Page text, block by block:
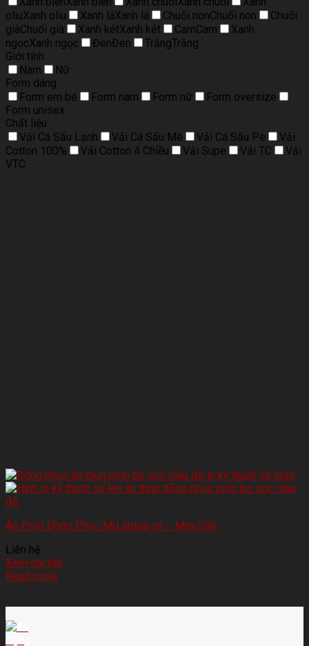
oliuXanh oliu Xanh láXanh lá Chuối nonChuối non
Chuối
giàChuối già Xanh kétXanh két CamCam
Xanh
ngọcXanh ngọc ĐenĐen TrắngTrắng
Giới tính
Nam
Nữ
Form dáng
Form em bé
Form nam Form nữ
Form oversize
Form unisex
Chất liệu
Vải Cá Sấu Lạnh
Vải Cá Sấu Mè Vải Cá Sấu Pe
Vải
Cotton 100%
Vải Cotton 4 Chiều Vải Supe Vải TC
Vải
VTC
Áo Polo Đồng Phục MrLaptop.vn – May Sẵn
Liên hệ
Xem chi tiết
Read more